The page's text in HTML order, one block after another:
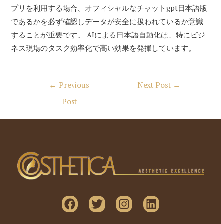
プリを利用する場合、オフィシャルなチャットgpt日本語版
であるかを必ず確認しデータが安全に扱われているか意識
することが重要です。 AIによる日本語自動化は、特にビジ
ネス現場のタスク効率化で高い効果を発揮しています。
← Previous
Post
Next Post →